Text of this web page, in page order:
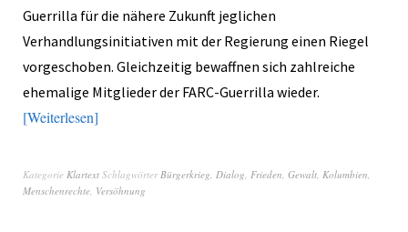
Guerrilla für die nähere Zukunft jeglichen
Verhandlungsinitiativen mit der Regierung einen Riegel
vorgeschoben. Gleichzeitig bewaffnen sich zahlreiche
ehemalige Mitglieder der FARC-Guerrilla wieder.
Weiterlesen
Kategorie Klartext Schlagwörter Bürgerkrieg Dialog Frieden Gewalt Kolumbien
Menschenrechte Versöhnung